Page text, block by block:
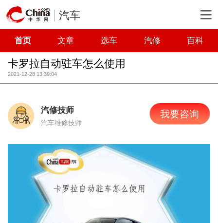
汽车
首页 文章 选车 汽修 百科
卡罗拉自动驻车怎么使用
2021-12-28 13:39:04
汽修技师
汽车维修技师
我要咨询